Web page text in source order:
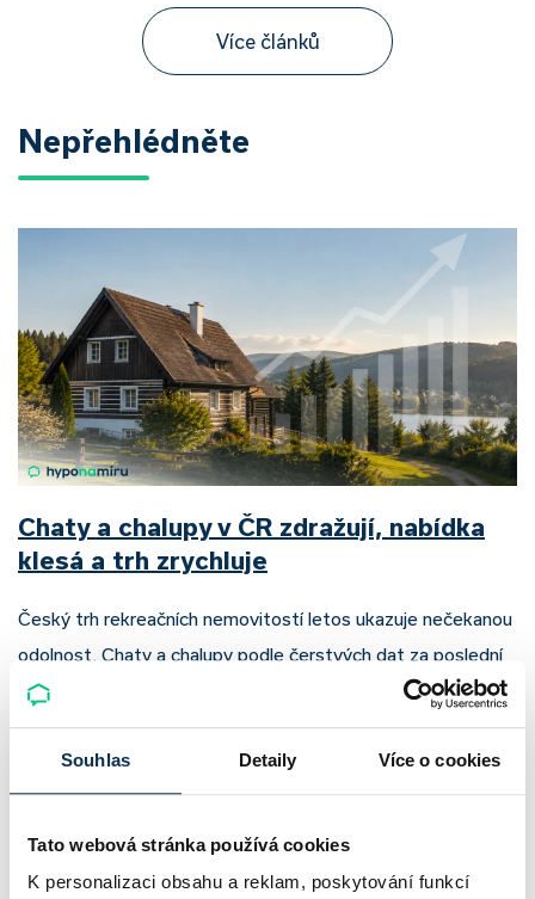
Souhlas Detaily Více o cookies
Tato webová stránka používá cookies
K personalizaci obsahu a reklam, poskytování funkcí
Více článků
Nepřehlédněte
Chaty a chalupy v ČR zdražují, nabídka
klesá a trh zrychluje
Český trh rekreačních nemovitostí letos ukazuje nečekanou
odolnost. Chaty a chalupy podle čerstvých dat za poslední
2 roky zdražily o 21,8 %, zároveň ale výrazně ubylo nabídek
a prodejní tempo…
Pavel Pohanka|aktualizováno: 04.08.2026